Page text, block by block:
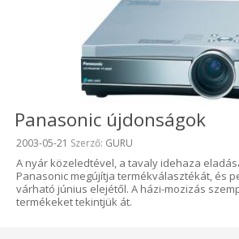
Panasonic újdonságok
Beküldve:
2003-05-21 Szerző: GURU
A nyár közeledtével, a tavaly idehaza
Panasonic megújítja termékválasztékát, és
várható június elejétől. A házi-mozizás
termékeket tekintjük át.